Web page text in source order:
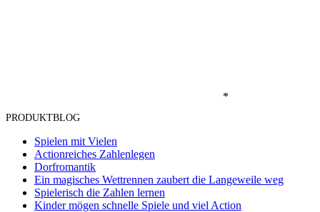
*
PRODUKTBLOG
Spielen mit Vielen
Actionreiches Zahlenlegen
Dorfromantik
Ein magisches Wettrennen zaubert die Langeweile weg
Spielerisch die Zahlen lernen
Kinder mögen schnelle Spiele und viel Action